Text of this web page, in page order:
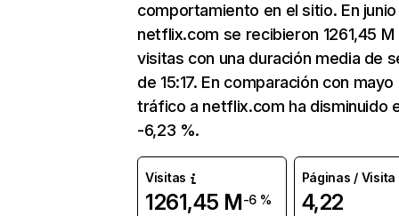
comportamiento en el sitio. En junio
netflix.com se recibieron 1261,45 M
visitas con una duración media de
de 15:17. En comparación con mayo
tráfico a netflix.com ha disminuido
-6,23 %.
Visitas
1261,45 M-6 %
Páginas / Visita
4,22